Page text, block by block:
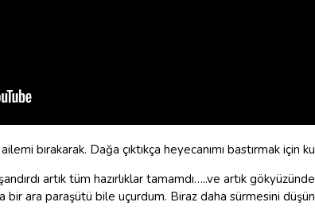
bırakarak. Dağa çıktıkça heyecanımı bastırmak için
artık tüm hazırlıklar tamamdı…..ve artık
ara paraşütü bile uçurdum. Biraz daha sürmesini